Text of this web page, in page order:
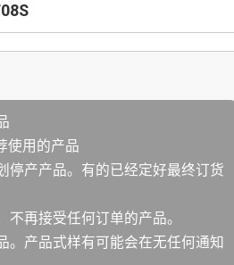
使用的产品
停产产品。有的已经定好最终订货
不再接受任何订单的产品。
。产品式样有可能会在无任何通知